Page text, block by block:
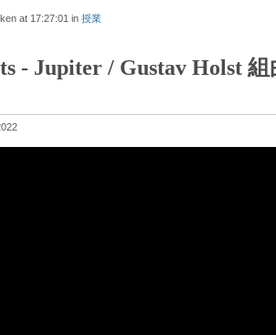
at 17:27:01 in 授業
- Jupiter / Gustav Holst